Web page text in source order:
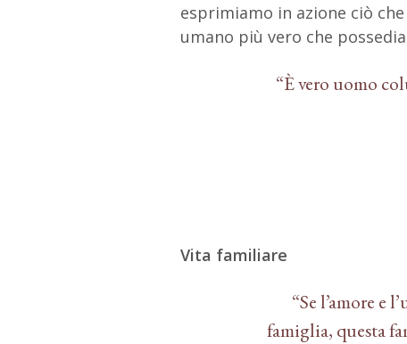
esprimiamo in azione ciò
umano più vero che
“È vero uomo
Vita familiare
“Se l’amore e
famiglia, questa